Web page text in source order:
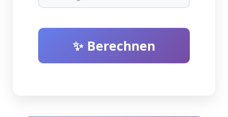
✨ Berechnen